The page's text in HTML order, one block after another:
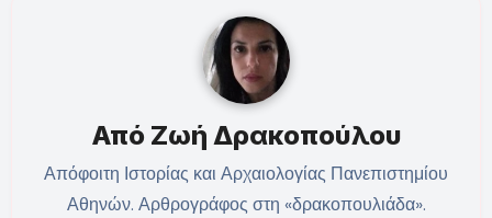
Από Ζωή Δρακοπούλου
Απόφοιτη Ιστορίας και Αρχαιολογίας Πανεπιστημίου
Αθηνών. Αρθρογράφος στη «δρακοπουλιάδα».